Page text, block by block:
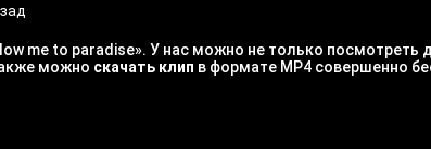
me to paradise». У нас можно не только посмотреть
можно скачать клип в формате MP4 совершенно